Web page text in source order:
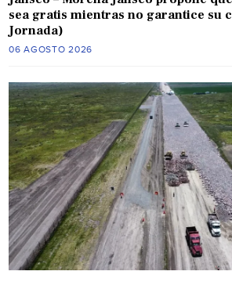
sea gratis mientras no garantice su
Jornada)
06 AGOSTO 2026